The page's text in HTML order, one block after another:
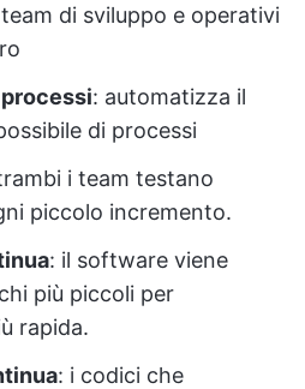
di sviluppo e operativi
: automatizza il
di processi
i team testano
piccolo incremento.
: il software viene
più piccoli per
rapida.
: i codici che